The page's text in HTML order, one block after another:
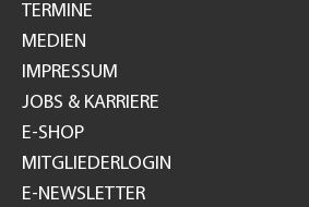
TERMINE
MEDIEN
IMPRESSUM
JOBS & KARRIERE
E-SHOP
MITGLIEDERLOGIN
E-NEWSLETTER